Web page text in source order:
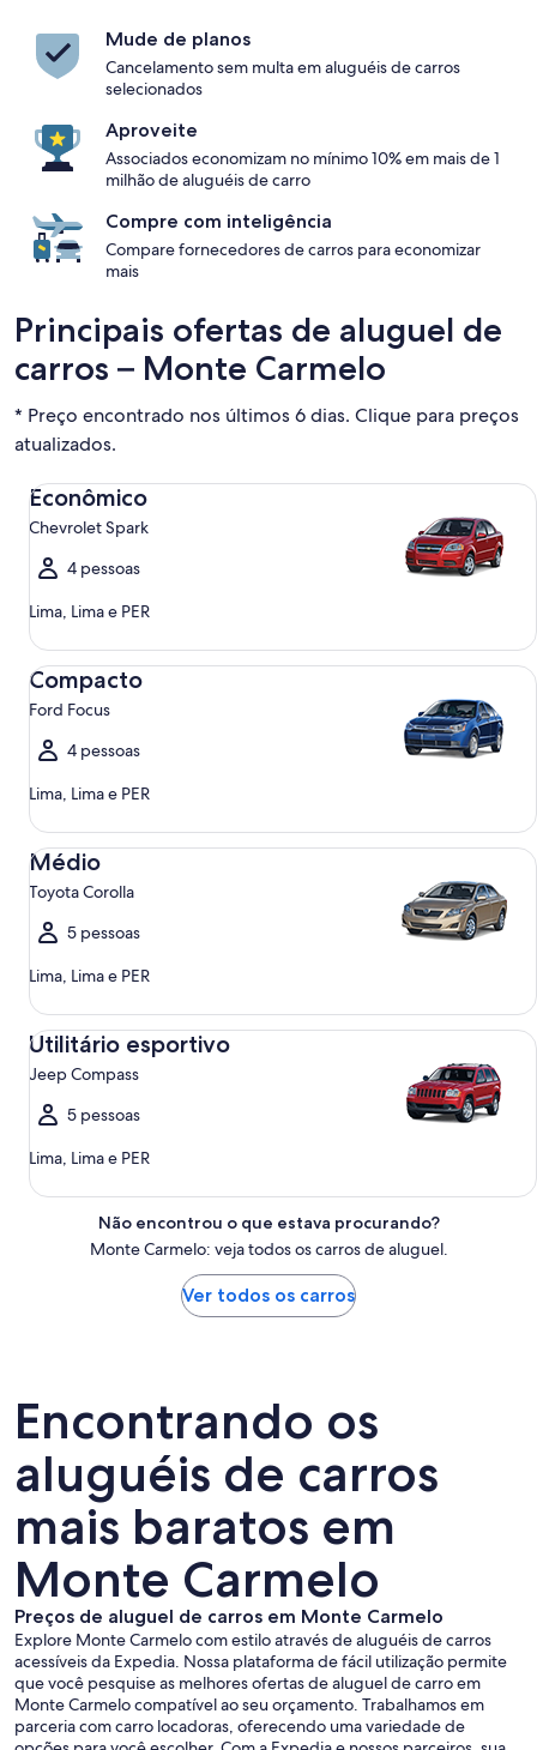
Mude de planos
Cancelamento sem multa em aluguéis de carros
selecionados
Aproveite
Associados economizam no mínimo 10% em mais de 1
milhão de aluguéis de carro
Compre com inteligência
Compare fornecedores de carros para economizar
mais
Principais ofertas de aluguel de
carros – Monte Carmelo
* Preço encontrado nos últimos 6 dias. Clique para preços
atualizados.
Econômico
Chevrolet Spark
4 pessoas
Lima, Lima e PER
Econômico Chevrolet Spark
Compacto
Ford Focus
4 pessoas
Lima, Lima e PER
Compacto Ford Focus
Médio
Toyota Corolla
5 pessoas
Lima, Lima e PER
Médio Toyota Corolla
Utilitário esportivo
Jeep Compass
5 pessoas
Lima, Lima e PER
Utilitário esportivo Jeep Compass
Não encontrou o que estava procurando?
Monte Carmelo: veja todos os carros de aluguel.
Ver todos os carros
Encontrando os
aluguéis de carros
mais baratos em
Monte Carmelo
Preços de aluguel de carros em Monte Carmelo
Explore Monte Carmelo com estilo através de aluguéis de carros
acessíveis da Expedia. Nossa plataforma de fácil utilização permite
que você pesquise as melhores ofertas de aluguel de carro em
Monte Carmelo compatível ao seu orçamento. Trabalhamos em
parceria com carro locadoras, oferecendo uma variedade de